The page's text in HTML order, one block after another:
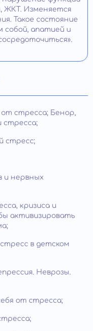
ЖКТ. Изменяется
Такое состояние
собой, апатией и
от стресса; Бенор,
стресса;
стресс;
и нервных
кризиса и
активизировать
в детском
Неврозы.
от стресса;